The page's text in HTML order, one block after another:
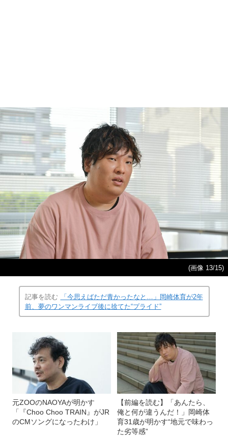
(画像 13/15)
記事を読む
「今思えばただ青かったなと…」岡崎体育が2年
前、夢のワンマンライブ後に捨てた“プライド”
元ZOOのNAOYAが明かす
「『Choo Choo TRAIN』がJR
のCMソングになったわけ」
【前編を読む】「あんたら、
俺と何が違うんだ！」岡崎体
育31歳が明かす“地元で味わっ
た劣等感”